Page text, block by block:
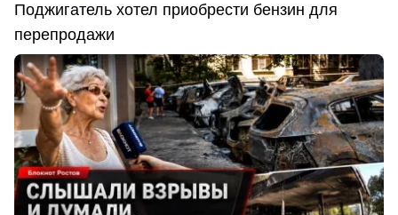
Поджигатель хотел приобрести бензин для
перепродажи